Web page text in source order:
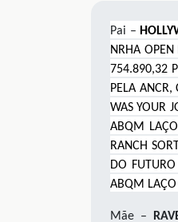
Pai –
NRHA
754.890,32
PELA
WAS YOUR
ABQM
RANCH
DO
ABQM
Mãe –